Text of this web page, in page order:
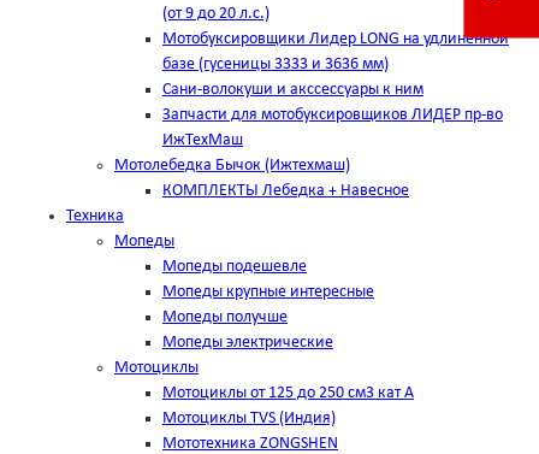
(от 9 до 20 л.с.)
Мотобуксировщики Лидер LONG на удлинённой
базе (гусеницы 3333 и 3636 мм)
Сани-волокуши и акссессуары к ним
Запчасти для мотобуксировщиков ЛИДЕР пр-во
ИжТехМаш
Мотолебедка Бычок (Ижтехмаш)
КОМПЛЕКТЫ Лебедка + Навесное
Техника
Мопеды
Мопеды подешевле
Мопеды крупные интересные
Мопеды получше
Мопеды электрические
Мотоциклы
Мотоциклы от 125 до 250 см3 кат А
Мотоциклы TVS (Индия)
Мототехника ZONGSHEN